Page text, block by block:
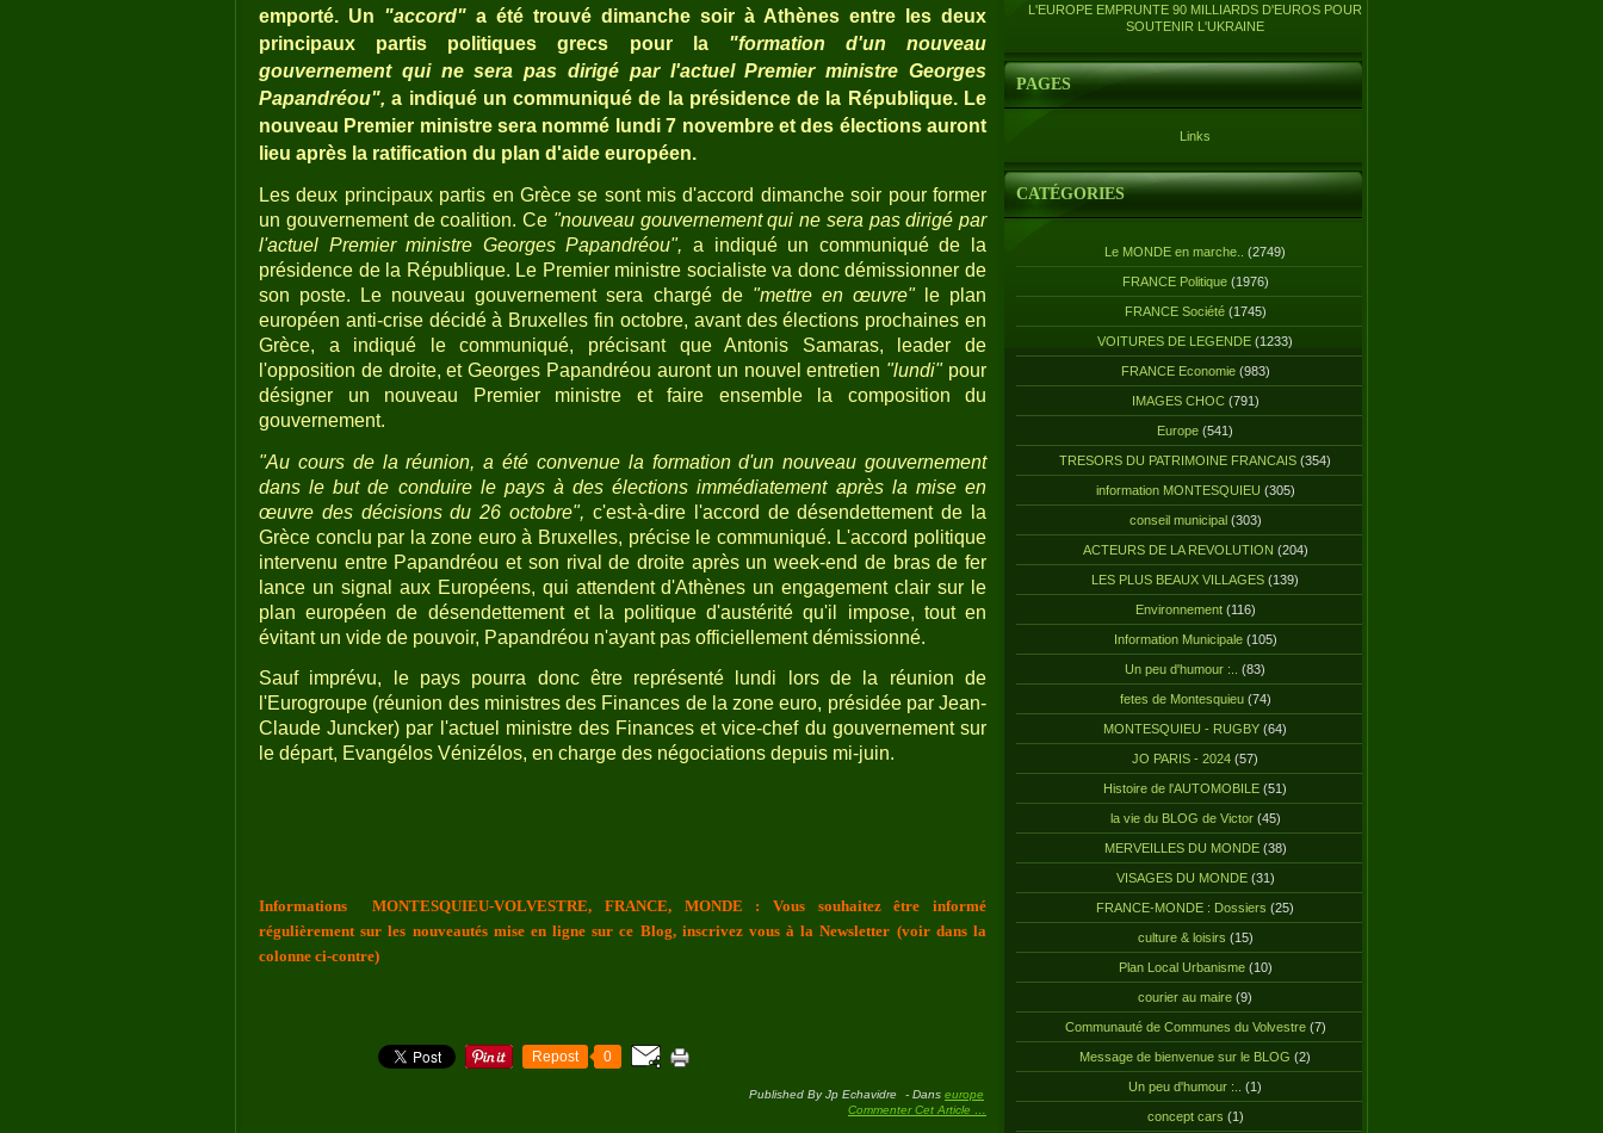
emporté. Un "accord" a été trouvé dimanche soir à Athènes entre les deux
principaux partis politiques grecs pour la "formation d'un nouveau
gouvernement qui ne sera pas dirigé par l'actuel Premier ministre Georges
Papandréou", a indiqué un communiqué de la présidence de la République. Le
nouveau Premier ministre sera nommé lundi 7 novembre et des élections auront
lieu après la ratification du plan d'aide européen.
Les deux principaux partis en Grèce se sont mis d'accord dimanche soir pour former
un gouvernement de coalition. Ce "nouveau gouvernement qui ne sera pas dirigé par
l'actuel Premier ministre Georges Papandréou", a indiqué un communiqué de la
présidence de la République. Le Premier ministre socialiste va donc démissionner de
son poste. Le nouveau gouvernement sera chargé de "mettre en œuvre"le plan
européen anti-crise décidé à Bruxelles fin octobre, avant des élections prochaines en
Grèce, a indiqué le communiqué, précisant que Antonis Samaras, leader de
l'opposition de droite, et Georges Papandréou auront un nouvel entretien "lundi"pour
désigner un nouveau Premier ministre et faire ensemble la composition du
gouvernement.
"Au cours de la réunion, a été convenue la formation d'un nouveau gouvernement
dans le but de conduire le pays à des élections immédiatement après la mise en
œuvre des décisions du 26 octobre", c'est-à-dire l'accord de désendettement de la
Grèce conclu par la zone euro à Bruxelles, précise le communiqué. L'accord politique
intervenu entre Papandréou et son rival de droite après un week-end de bras de fer
lance un signal aux Européens, qui attendent d'Athènes un engagement clair sur le
plan européen de désendettement et la politique d'austérité qu'il impose, tout en
évitant un vide de pouvoir, Papandréou n'ayant pas officiellement démissionné.
Sauf imprévu, le pays pourra donc être représenté lundi lors de la réunion de
l'Eurogroupe (réunion des ministres des Finances de la zone euro, présidée par Jean-
Claude Juncker) par l'actuel ministre des Finances et vice-chef du gouvernement sur
le départ, Evangélos Vénizélos, en charge des négociations depuis mi-juin.
Informations MONTESQUIEU-VOLVESTRE, FRANCE, MONDE : Vous souhaitez être informé
régulièrement sur les nouveautés mise en ligne sur ce Blog, inscrivez vous à la Newsletter (voir dans la
colonne ci-contre)
Repost 0
Published By Jp Echavidre - Dans europe
Commenter Cet Article …
L'EUROPE EMPRUNTE 90 MILLIARDS D'EUROS POUR
SOUTENIR L'UKRAINE
PAGES
Links
CATÉGORIES
Le MONDE en marche.. (2749)
FRANCE Politique(1976)
FRANCE Société(1745)
VOITURES DE LEGENDE (1233)
FRANCE Economie(983)
IMAGES CHOC(791)
Europe (541)
TRESORS DU PATRIMOINE FRANCAIS (354)
information MONTESQUIEU (305)
conseil municipal(303)
ACTEURS DE LA REVOLUTION (204)
LES PLUS BEAUX VILLAGES (139)
Environnement(116)
Information Municipale(105)
Un peu d'humour :.. (83)
fetes de Montesquieu(74)
MONTESQUIEU - RUGBY (64)
JO PARIS - 2024 (57)
Histoire de l'AUTOMOBILE (51)
la vie du BLOG de Victor(45)
MERVEILLES DU MONDE(38)
VISAGES DU MONDE(31)
FRANCE-MONDE : Dossiers (25)
culture & loisirs (15)
Plan Local Urbanisme(10)
courier au maire (9)
Communauté de Communes du Volvestre(7)
Message de bienvenue sur le BLOG (2)
Un peu d'humour :.. (1)
concept cars (1)